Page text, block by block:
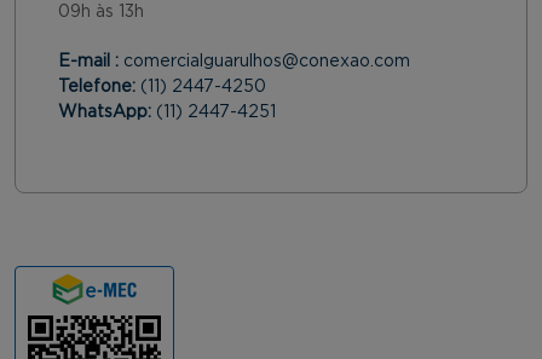
09h às 13h
E-mail : comercialguarulhos@conexao.com
Telefone: (11) 2447-4250
WhatsApp: (11) 2447-4251